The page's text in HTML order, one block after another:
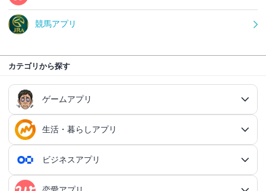
競馬アプリ
カテゴリから探す
ゲームアプリ
ゲームアプリ総合
RPGアプリ
RPGアプリ総合
アクションゲームアプリ
生活・暮らしアプリ
生活・暮らしアプリ総合
ビジネスアプリ